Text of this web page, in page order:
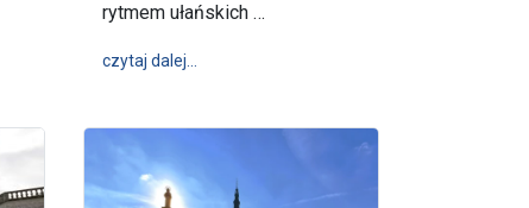
żądają prawdy!”- 32. Zjazd i Pielgrzymka Kresowian
rytmem ułańskich …
czytaj dalej…